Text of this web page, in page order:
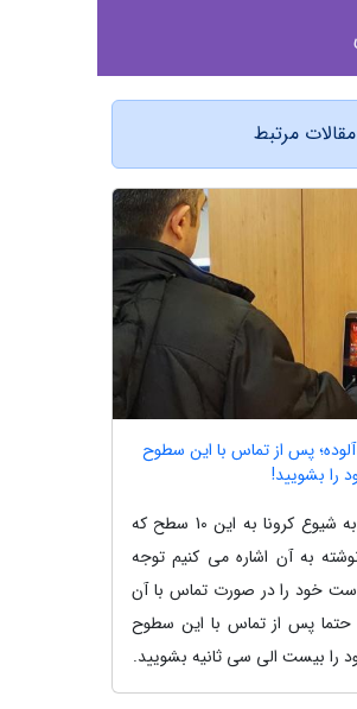
مرتبط
آلوده؛ پس از تماس با این سطوح
را بشویید!
با توجه به شیوع کرونا به این 10 سطح که
به آن اشاره می کنیم توجه
خود را در صورت تماس با آن
حتما پس از تماس با این سطوح
بیست الی سی ثانیه بشویید.